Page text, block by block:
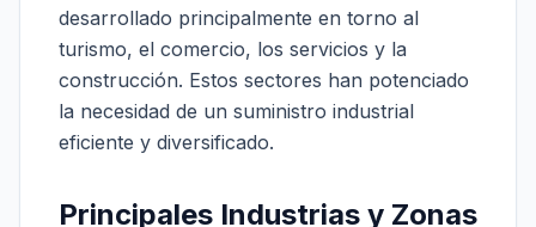
desarrollado principalmente en torno al
turismo, el comercio, los servicios y la
construcción. Estos sectores han potenciado
la necesidad de un suministro industrial
eficiente y diversificado.
Principales Industrias y Zonas